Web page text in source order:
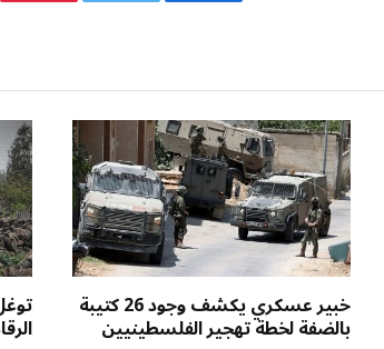
خبير عسكري يكشف وجود 26 كتيبة
بالضفة لخطة تهجير الفلسطينيين